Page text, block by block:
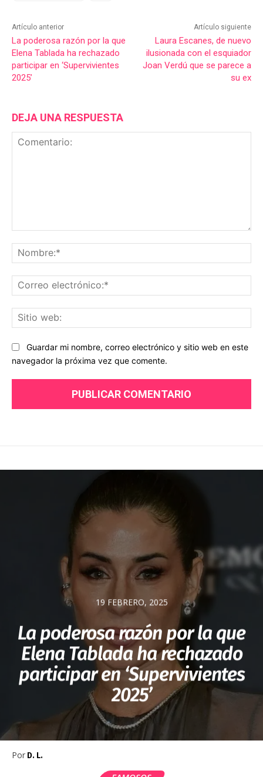
Artículo anterior
La poderosa razón por la que
Elena Tablada ha rechazado
participar en ‘Supervivientes
2025’
Artículo siguiente
Laura Escanes, de nuevo
ilusionada con el esquiador
Joan Verdú que se parece a
su ex
DEJA UNA RESPUESTA
Guardar mi nombre, correo electrónico y sitio web en este
navegador la próxima vez que comente.